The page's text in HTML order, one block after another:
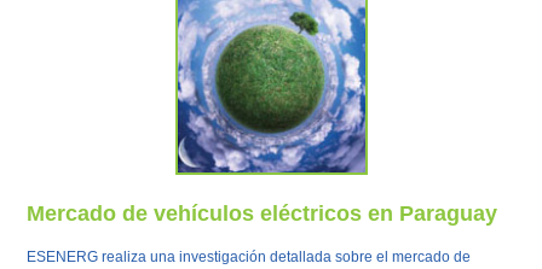
Mercado de vehículos eléctricos en Paraguay
ESENERG realiza una investigación detallada sobre el mercado de